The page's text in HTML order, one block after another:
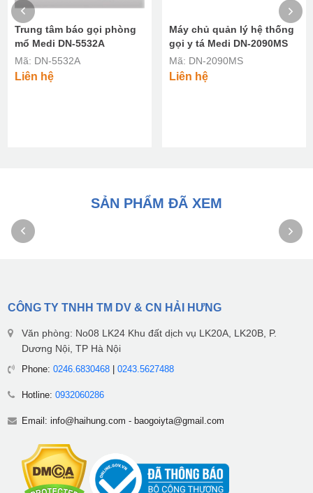
Trung tâm báo gọi phòng
mổ Medi DN-5532A
Mã: DN-5532A
Liên hệ
Máy chủ quản lý hệ thống
gọi y tá Medi DN-2090MS
Mã: DN-2090MS
Liên hệ
SẢN PHẨM ĐÃ XEM
CÔNG TY TNHH TM DV & CN HẢI HƯNG
Văn phòng: No08 LK24 Khu đất dịch vụ LK20A, LK20B, P.
Dương Nội, TP Hà Nội
Phone: 0246.6830468| 0243.5627488
Hotline: 0932060286
Email: info@haihung.com - baogoiyta@gmail.com